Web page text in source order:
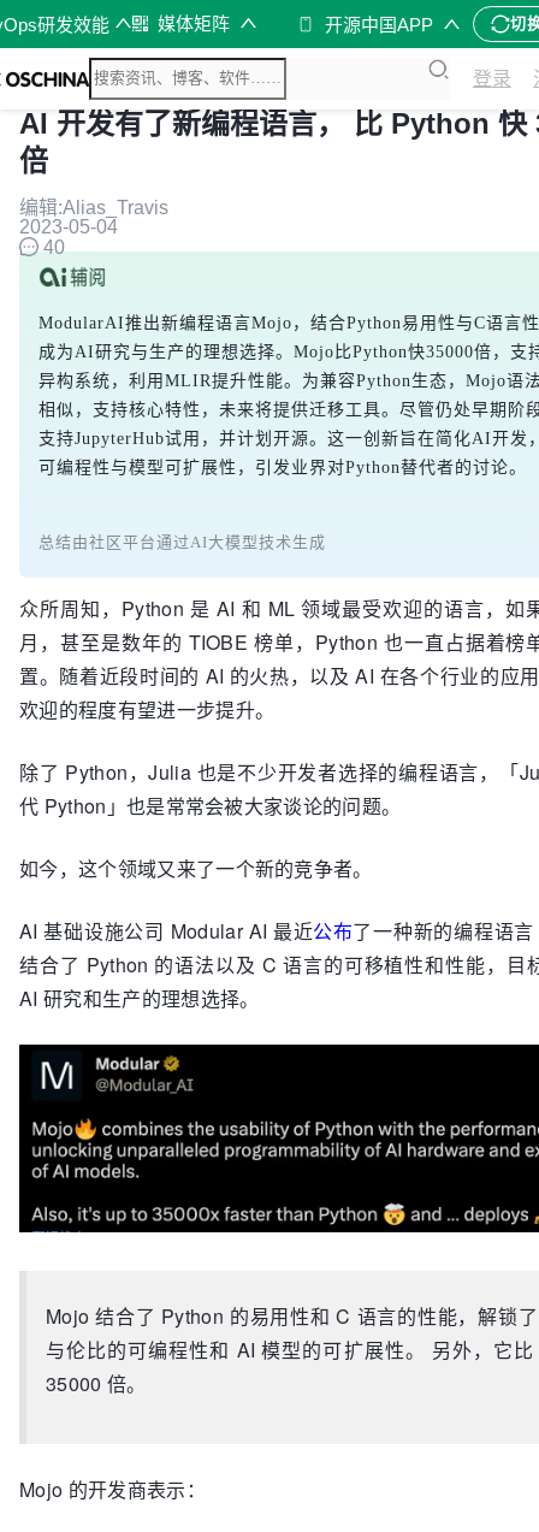
研发效能 媒体矩阵 开源中国APP 切
登录
AI 开发有了新编程语言， 比 Python 快
倍
编辑:Alias_Travis
2023-05-04
40
ModularAI推出新编程语言Mojo，结合Python易用性与C语言
成为AI研究与生产的理想选择。Mojo比Python快35000倍，支
异构系统，利用MLIR提升性能。为兼容Python生态，Mojo语
相似，支持核心特性，未来将提供迁移工具。尽管仍处早期阶
支持JupyterHub试用，并计划开源。这一创新旨在简化AI开发
可编程性与模型可扩展性，引发业界对Python替代者的讨论。
总结由社区平台通过AI大模型技术生成
众所周知，Python 是 AI 和 ML 领域最受欢迎的语言，如
月，甚至是数年的 TIOBE 榜单，Python 也一直占据着榜
置。随着近段时间的 AI 的火热，以及 AI 在各个行业的应
欢迎的程度有望进一步提升。
除了 Python，Julia 也是不少开发者选择的编程语言，「
代 Python」也是常常会被大家谈论的问题。
如今，这个领域又来了一个新的竞争者。
AI 基础设施公司 Modular AI 最近公布了一种新的编程语
结合了 Python 的语法以及 C 语言的可移植性和性能，目
AI 研究和生产的理想选择。
Mojo 结合了 Python 的易用性和 C 语言的性能，解锁
与伦比的可编程性和 AI 模型的可扩展性。 另外，它
35000 倍。
Mojo 的开发商表示：